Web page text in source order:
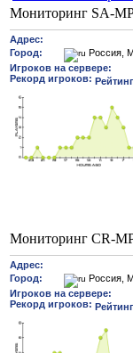
Мониторинг SA-
Мониторинг CR-